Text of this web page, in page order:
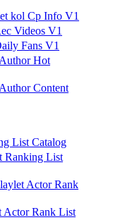
kol Cp Info V1
Videos V1
Fans V1
Hot
Content
List Catalog
List
Actor Rank
Rank List